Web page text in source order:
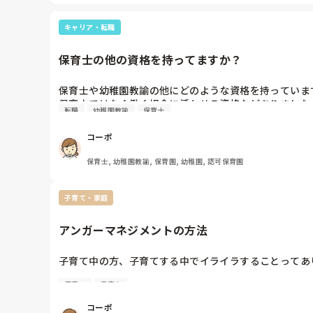
いろいろ、あるようで、考え方もそれぞれなんでしょうね。
なんか結局、担任だと1年は一緒に過ごすじゃないですか。
だから、担当教科制じゃないけど、子どもたちがいろいろ
3,4,5歳児クラス担当保育士が数人いて、今日は○チームは
4,5歳担当保育士を○名置きます。
みたいな。
複数担とはまた違うかたち、かな。
そう思うようになりました。笑
子どもの安心感や安定にはつながるんだけどね、それは子
ごめんなさい、話がズレました。
キャリア・転職
保育士の他の資格を持ってますか？
保育士や幼稚園教諭の他にどのような資格を持っていま
転職 幼稚園教諭 保育士
コーポ
保育士, 幼稚園教諭, 保育園, 幼稚園, 認可保育園
子育て・家庭
アンガーマネジメントの方法
子育て中の方、子育てする中でイライラすることってあ
なるべく怒らないようにしたいのですが。ご伝授くださ
子育て 保育士
コーポ